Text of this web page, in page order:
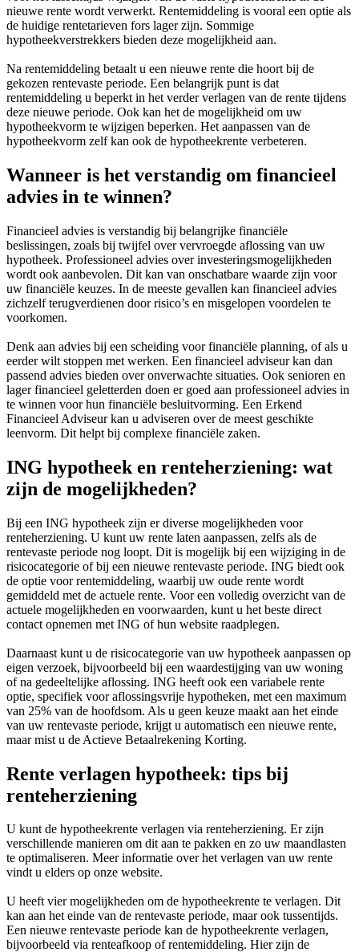
nieuwe rente wordt verwerkt. Rentemiddeling is vooral een optie als
de huidige rentetarieven fors lager zijn. Sommige
hypotheekverstrekkers bieden deze mogelijkheid aan.
Na rentemiddeling betaalt u een nieuwe rente die hoort bij de
gekozen rentevaste periode. Een belangrijk punt is dat
rentemiddeling u beperkt in het verder verlagen van de rente tijdens
deze nieuwe periode. Ook kan het de mogelijkheid om uw
hypotheekvorm te wijzigen beperken. Het aanpassen van de
hypotheekvorm zelf kan ook de hypotheekrente verbeteren.
Wanneer is het verstandig om financieel
advies in te winnen?
Financieel advies is verstandig bij belangrijke financiële
beslissingen, zoals bij twijfel over vervroegde aflossing van uw
hypotheek. Professioneel advies over investeringsmogelijkheden
wordt ook aanbevolen. Dit kan van onschatbare waarde zijn voor
uw financiële keuzes. In de meeste gevallen kan financieel advies
zichzelf terugverdienen door risico’s en misgelopen voordelen te
voorkomen.
Denk aan advies bij een scheiding voor financiële planning, of als u
eerder wilt stoppen met werken. Een financieel adviseur kan dan
passend advies bieden over onverwachte situaties. Ook senioren en
lager financieel geletterden doen er goed aan professioneel advies in
te winnen voor hun financiële besluitvorming. Een Erkend
Financieel Adviseur kan u adviseren over de meest geschikte
leenvorm. Dit helpt bij complexe financiële zaken.
ING hypotheek en renteherziening: wat
zijn de mogelijkheden?
Bij een ING hypotheek zijn er diverse mogelijkheden voor
renteherziening. U kunt uw rente laten aanpassen, zelfs als de
rentevaste periode nog loopt. Dit is mogelijk bij een wijziging in de
risicocategorie of bij een nieuwe rentevaste periode. ING biedt ook
de optie voor rentemiddeling, waarbij uw oude rente wordt
gemiddeld met de actuele rente. Voor een volledig overzicht van de
actuele mogelijkheden en voorwaarden, kunt u het beste direct
contact opnemen met ING of hun website raadplegen.
Daarnaast kunt u de risicocategorie van uw hypotheek aanpassen op
eigen verzoek, bijvoorbeeld bij een waardestijging van uw woning
of na gedeeltelijke aflossing. ING heeft ook een variabele rente
optie, specifiek voor aflossingsvrije hypotheken, met een maximum
van 25% van de hoofdsom. Als u geen keuze maakt aan het einde
van uw rentevaste periode, krijgt u automatisch een nieuwe rente,
maar mist u de Actieve Betaalrekening Korting.
Rente verlagen hypotheek: tips bij
renteherziening
U kunt de hypotheekrente verlagen via renteherziening. Er zijn
verschillende manieren om dit aan te pakken en zo uw maandlasten
te optimaliseren. Meer informatie over het verlagen van uw rente
vindt u elders op onze website.
U heeft vier mogelijkheden om de hypotheekrente te verlagen. Dit
kan aan het einde van de rentevaste periode, maar ook tussentijds.
Een nieuwe rentevaste periode kan de hypotheekrente verlagen,
bijvoorbeeld via renteafkoop of rentemiddeling. Hier zijn de